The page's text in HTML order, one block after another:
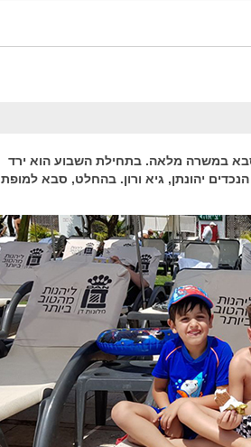
סבא במשרה מלאה. בתחילת השבוע הוא ירד
יהונתן, גיא ורון. בהחלט, סבא למופת